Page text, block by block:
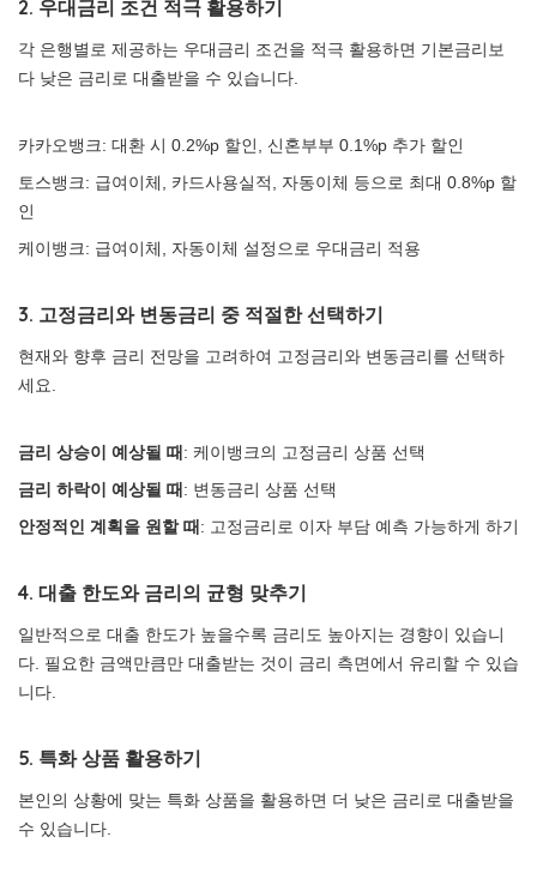
2. 우대금리 조건 적극 활용하기
각 은행별로 제공하는 우대금리 조건을 적극 활용하면 기본금리보
다 낮은 금리로 대출받을 수 있습니다.
카카오뱅크: 대환 시 0.2%p 할인, 신혼부부 0.1%p 추가 할인
토스뱅크: 급여이체, 카드사용실적, 자동이체 등으로 최대 0.8%p 할
인
케이뱅크: 급여이체, 자동이체 설정으로 우대금리 적용
3. 고정금리와 변동금리 중 적절한 선택하기
현재와 향후 금리 전망을 고려하여 고정금리와 변동금리를 선택하
세요.
금리 상승이 예상될 때 : 케이뱅크의 고정금리 상품 선택
금리 하락이 예상될 때 : 변동금리 상품 선택
안정적인 계획을 원할 때 : 고정금리로 이자 부담 예측 가능하게 하기
4. 대출 한도와 금리의 균형 맞추기
일반적으로 대출 한도가 높을수록 금리도 높아지는 경향이 있습니
다. 필요한 금액만큼만 대출받는 것이 금리 측면에서 유리할 수 있습
니다.
5. 특화 상품 활용하기
본인의 상황에 맞는 특화 상품을 활용하면 더 낮은 금리로 대출받을
수 있습니다.